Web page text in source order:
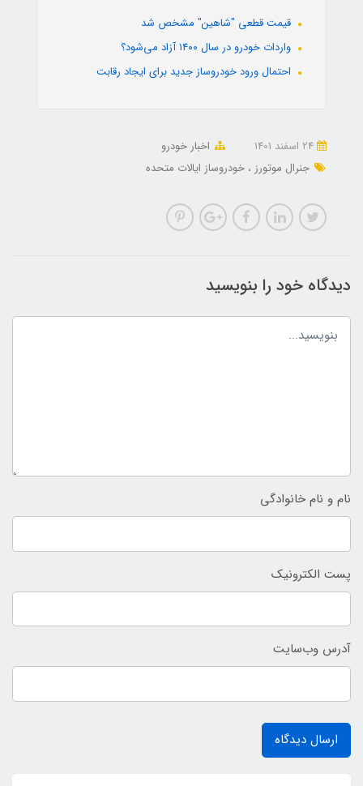
قیمت قطعی "شاهین" مشخص شد
واردات خودرو در سال ۱۴۰۰ آزاد می‌شود؟
احتمال ورود خودروساز جدید برای ایجاد رقابت
اخبار خودرو
جنرال موتورز
خودروساز ایالات متحده
دیدگاه خود را بنویسید
نام و نام خانوادگی
پست الکترونیک
آدرس وب‌سایت
ارسال دیدگاه